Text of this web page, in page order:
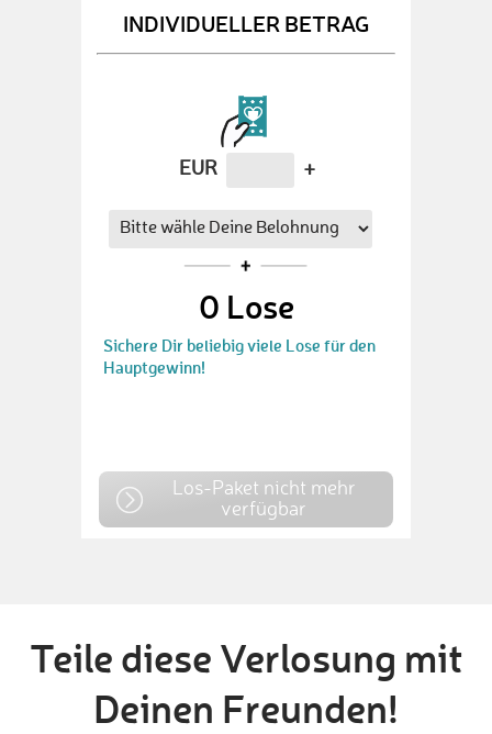
INDIVIDUELLER BETRAG
EUR +
0 Lose
Sichere Dir beliebig viele Lose für den
Hauptgewinn!
Los-Paket nicht mehr
verfügbar
Teile diese Verlosung mit
Deinen Freunden!